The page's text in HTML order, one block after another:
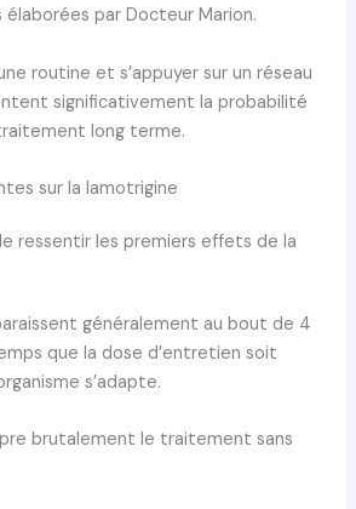
par Docteur Marion.
routine et s’appuyer sur un réseau
significativement la probabilité
long terme.
sur la lamotrigine
ressentir les premiers effets de la
généralement au bout de 4
que la dose d’entretien soit
s’adapte.
brutalement le traitement sans